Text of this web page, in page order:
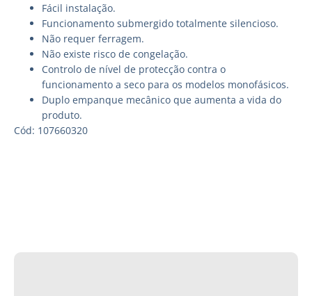
Fácil instalação.
Funcionamento submergido totalmente silencioso.
Não requer ferragem.
Não existe risco de congelação.
Controlo de nível de protecção contra o
funcionamento a seco para os modelos monofásicos.
Duplo empanque mecânico que aumenta a vida do
produto.
Cód: 107660320